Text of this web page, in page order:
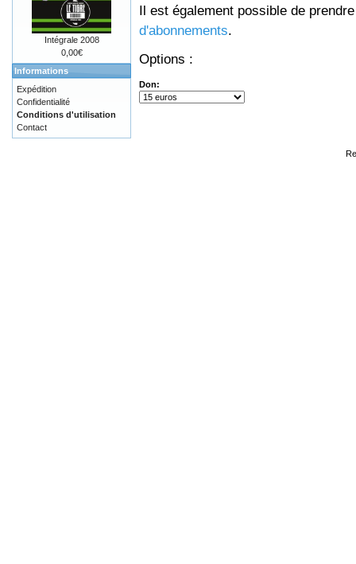
Il est également possible de
d'abonnements.
Options :
Don:
Intégrale 2008
0,00€
Informations
Expédition
Confidentialité
Conditions d'utilisation
Contact